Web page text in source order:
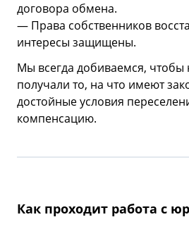
договора обмена.
— Права собственников
интересы защищены.
Мы всегда добиваемся,
получали то, на что имеют
достойные условия
компенсацию.
Как проходит работа с